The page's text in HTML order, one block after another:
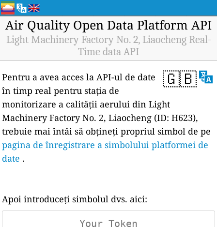
Air Quality Open Data Platform API
Light Machinery Factory No. 2, Liaocheng Real-
Time data API
🇬🇧
Pentru a avea acces la API-ul de date
în timp real pentru stația de
monitorizare a calității aerului din Light
Machinery Factory No. 2, Liaocheng (ID: H623),
trebuie mai întâi să obțineți propriul simbol de pe
pagina de înregistrare a simbolului platformei de
date .
Apoi introduceți simbolul dvs. aici: